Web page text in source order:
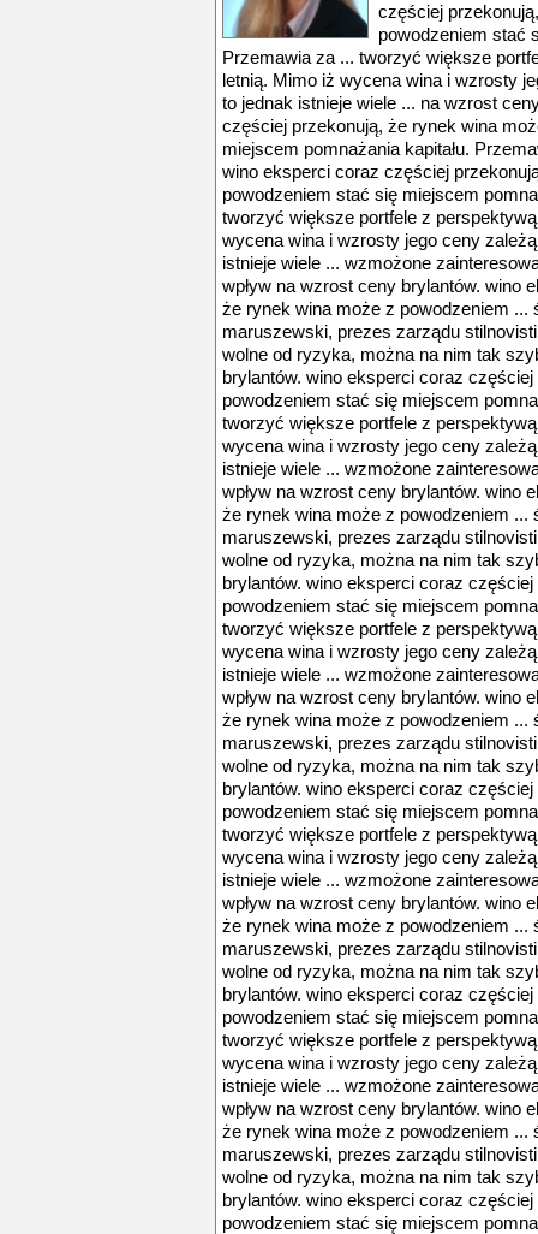
częściej
powodzeniem stać
Przemawia za ... tworzyć większe
letnią. Mimo iż wycena wina i wzrosty
to jednak istnieje wiele ... na wzrost
częściej przekonują, że rynek wina
miejscem pomnażania kapitału.
wino eksperci coraz częściej
powodzeniem stać się miejscem
tworzyć większe portfele z
wycena wina i wzrosty jego ceny
istnieje wiele ... wzmożone
wpływ na wzrost ceny brylantów. wino
że rynek wina może z powodzeniem
maruszewski, prezes zarządu
wolne od ryzyka, można na nim tak
brylantów. wino eksperci coraz
powodzeniem stać się miejscem
tworzyć większe portfele z
wycena wina i wzrosty jego ceny
istnieje wiele ... wzmożone
wpływ na wzrost ceny brylantów. wino
że rynek wina może z powodzeniem
maruszewski, prezes zarządu
wolne od ryzyka, można na nim tak
brylantów. wino eksperci coraz
powodzeniem stać się miejscem
tworzyć większe portfele z
wycena wina i wzrosty jego ceny
istnieje wiele ... wzmożone
wpływ na wzrost ceny brylantów. wino
że rynek wina może z powodzeniem
maruszewski, prezes zarządu
wolne od ryzyka, można na nim tak
brylantów. wino eksperci coraz
powodzeniem stać się miejscem
tworzyć większe portfele z
wycena wina i wzrosty jego ceny
istnieje wiele ... wzmożone
wpływ na wzrost ceny brylantów. wino
że rynek wina może z powodzeniem
maruszewski, prezes zarządu
wolne od ryzyka, można na nim tak
brylantów. wino eksperci coraz
powodzeniem stać się miejscem
tworzyć większe portfele z
wycena wina i wzrosty jego ceny
istnieje wiele ... wzmożone
wpływ na wzrost ceny brylantów. wino
że rynek wina może z powodzeniem
maruszewski, prezes zarządu
wolne od ryzyka, można na nim tak
brylantów. wino eksperci coraz
powodzeniem stać się miejscem